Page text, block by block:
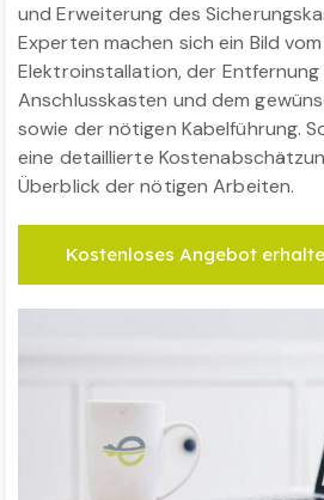
und Erweiterung des
Experten machen sich ein Bild
Elektroinstallation, der Entfernung
Anschlusskasten und dem
sowie der nötigen Kabelführung.
eine detaillierte
Überblick der nötigen Arbeiten.
Kostenloses Angebot